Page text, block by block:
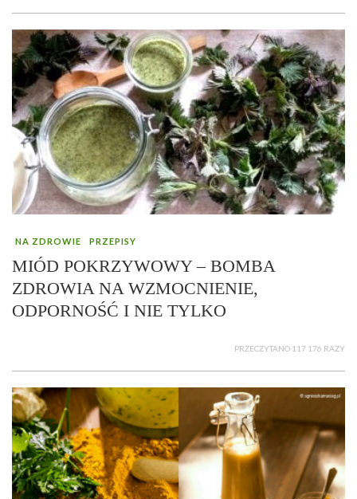
NA ZDROWIE PRZEPISY
MIÓD POKRZYWOWY – BOMBA
ZDROWIA NA WZMOCNIENIE,
ODPORNOŚĆ I NIE TYLKO
PRZECZYTANO 117 176 RAZY